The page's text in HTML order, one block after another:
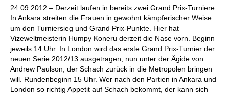
24.09.2012 – Derzeit laufen in bereits zwei Grand Prix-Turniere.
In Ankara streiten die Frauen in gewohnt kämpferischer Weise
um den Turniersieg und Grand Prix-Punkte. Hier hat
Vizeweltmeisterin Humpy Koneru derzeit die Nase vorn. Beginn
jeweils 14 Uhr. In London wird das erste Grand Prix-Turnier der
neuen Serie 2012/13 ausgetragen, nun unter der Ägide von
Andrew Paulson, der Schach zurück in die Metropolen bringen
will. Rundenbeginn 15 Uhr. Wer nach den Partien in Ankara und
London so richtig Appetit auf Schach bekommt, der kann sich